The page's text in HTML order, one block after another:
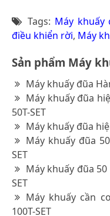
Tags: Máy khuấy
điều khiển rời, Máy
Sản phẩm Máy
Máy khuấy đũa
Máy khuấy đũa
50T-SET
Máy khuấy đũa
Máy khuấy đũa
SET
Máy khuấy đũa
SET
Máy khuấy cần
100T-SET